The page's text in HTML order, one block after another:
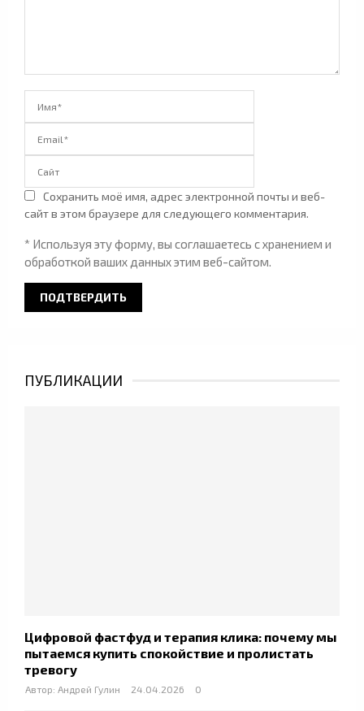
Сохранить моё имя, адрес электронной почты и веб-
сайт в этом браузере для следующего комментария.
* Используя эту форму, вы соглашаетесь с хранением и
обработкой ваших данных этим веб-сайтом.
ПУБЛИКАЦИИ
Цифровой фастфуд и терапия клика: почему мы
пытаемся купить спокойствие и пролистать
тревогу
Автор: Андрей Гулин 24.04.2026 0